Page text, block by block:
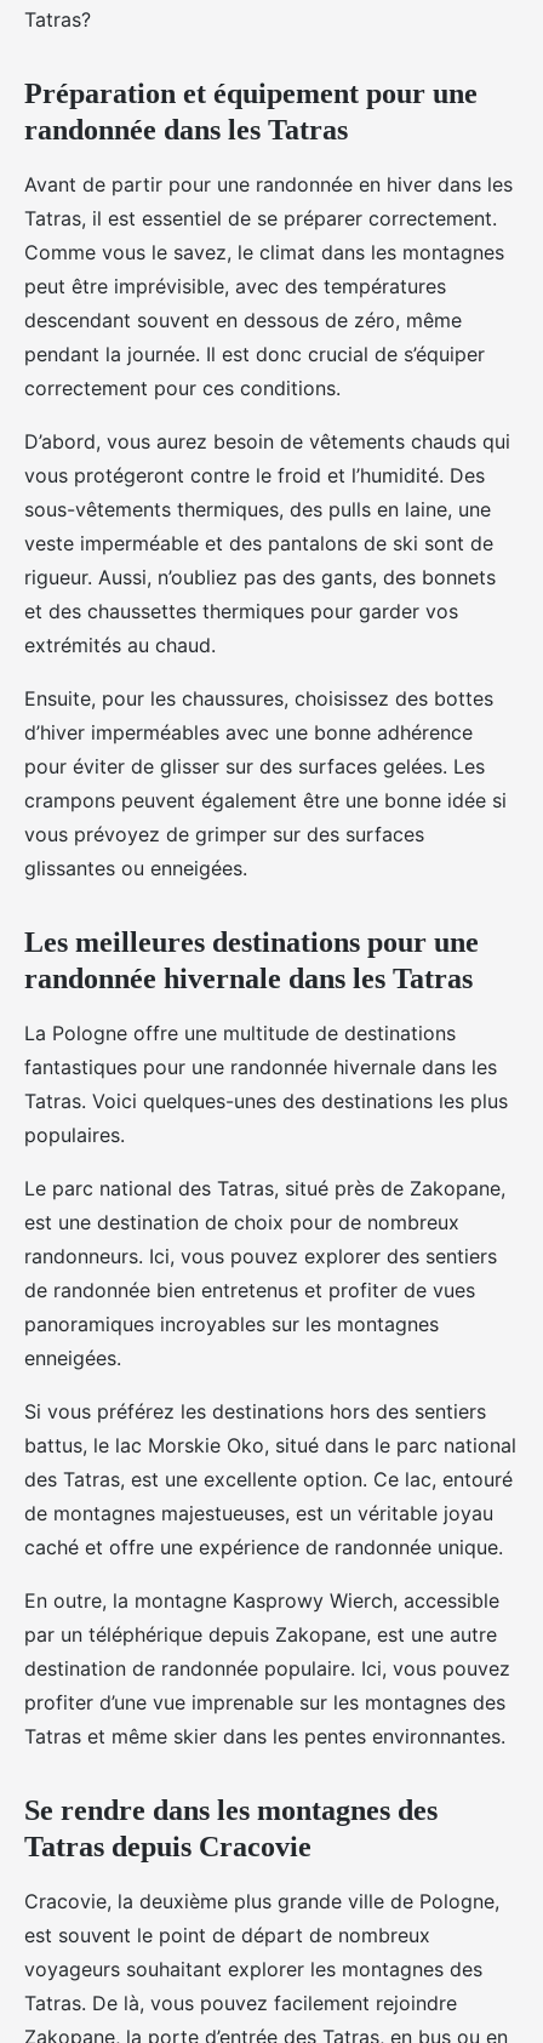
Tatras?
Préparation et équipement pour une
randonnée dans les Tatras
Avant de partir pour une randonnée en hiver dans les
Tatras, il est essentiel de se préparer correctement.
Comme vous le savez, le climat dans les montagnes
peut être imprévisible, avec des températures
descendant souvent en dessous de zéro, même
pendant la journée. Il est donc crucial de s’équiper
correctement pour ces conditions.
D’abord, vous aurez besoin de vêtements chauds qui
vous protégeront contre le froid et l’humidité. Des
sous-vêtements thermiques, des pulls en laine, une
veste imperméable et des pantalons de ski sont de
rigueur. Aussi, n’oubliez pas des gants, des bonnets
et des chaussettes thermiques pour garder vos
extrémités au chaud.
Ensuite, pour les chaussures, choisissez des bottes
d’hiver imperméables avec une bonne adhérence
pour éviter de glisser sur des surfaces gelées. Les
crampons peuvent également être une bonne idée si
vous prévoyez de grimper sur des surfaces
glissantes ou enneigées.
Les meilleures destinations pour une
randonnée hivernale dans les Tatras
La Pologne offre une multitude de destinations
fantastiques pour une randonnée hivernale dans les
Tatras. Voici quelques-unes des destinations les plus
populaires.
Le parc national des Tatras, situé près de Zakopane,
est une destination de choix pour de nombreux
randonneurs. Ici, vous pouvez explorer des sentiers
de randonnée bien entretenus et profiter de vues
panoramiques incroyables sur les montagnes
enneigées.
Si vous préférez les destinations hors des sentiers
battus, le lac Morskie Oko, situé dans le parc national
des Tatras, est une excellente option. Ce lac, entouré
de montagnes majestueuses, est un véritable joyau
caché et offre une expérience de randonnée unique.
En outre, la montagne Kasprowy Wierch, accessible
par un téléphérique depuis Zakopane, est une autre
destination de randonnée populaire. Ici, vous pouvez
profiter d’une vue imprenable sur les montagnes des
Tatras et même skier dans les pentes environnantes.
Se rendre dans les montagnes des
Tatras depuis Cracovie
Cracovie, la deuxième plus grande ville de Pologne,
est souvent le point de départ de nombreux
voyageurs souhaitant explorer les montagnes des
Tatras. De là, vous pouvez facilement rejoindre
Zakopane, la porte d’entrée des Tatras, en bus ou en